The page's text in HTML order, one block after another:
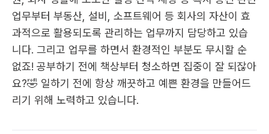
업무부터 부동산, 설비, 소프트웨어 등 회사의 자산이 효
과적으로 활용되도록 관리하는 업무까지 담당하고 있습
니다. 그리고 업무를 하면서 환경적인 부분도 무시할 순
없죠! 공부하기 전에 책상부터 청소하면 집중이 잘 되잖아
요?🤣 일하기 전에 항상 깨끗하고 예쁜 환경을 만들어드
리기 위해 노력하고 있습니다.